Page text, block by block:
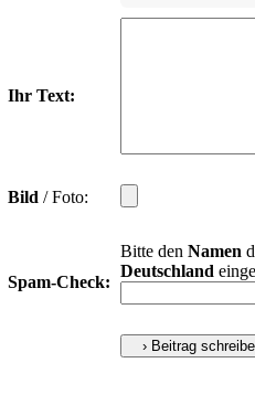
Ihr Text:
Bild / Foto:
Spam-Check:
Bitte den Namen
Deutschland